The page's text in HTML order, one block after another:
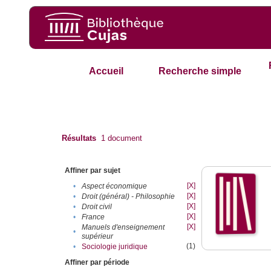
Accueil Recherche simple
Résultats 1 document
Affiner par sujet
•
Aspect économique
[X]
•
Droit (général) - Philosophie
[X]
•
Droit civil
[X]
•
France
[X]
•
Manuels d'enseignement
supérieur
[X]
• Sociologie juridique
(1)
Affiner par période